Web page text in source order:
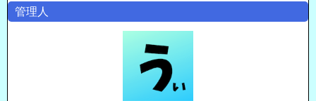
管理人